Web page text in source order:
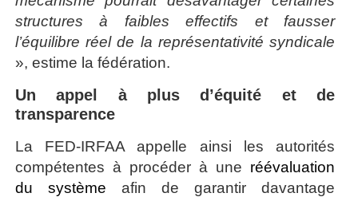
structures à faibles effectifs et fausser
l’équilibre réel de la représentativité syndicale
», estime la fédération.
Un appel à plus d’équité et de
transparence
La FED-IRFAA appelle ainsi les autorités
compétentes à procéder à une réévaluation
du système afin de garantir davantage